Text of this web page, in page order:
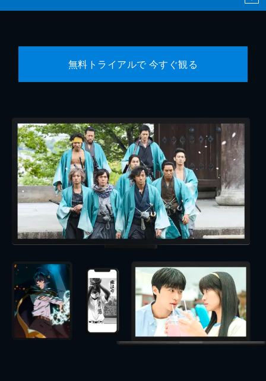
無料トライアルで 今すぐ観る